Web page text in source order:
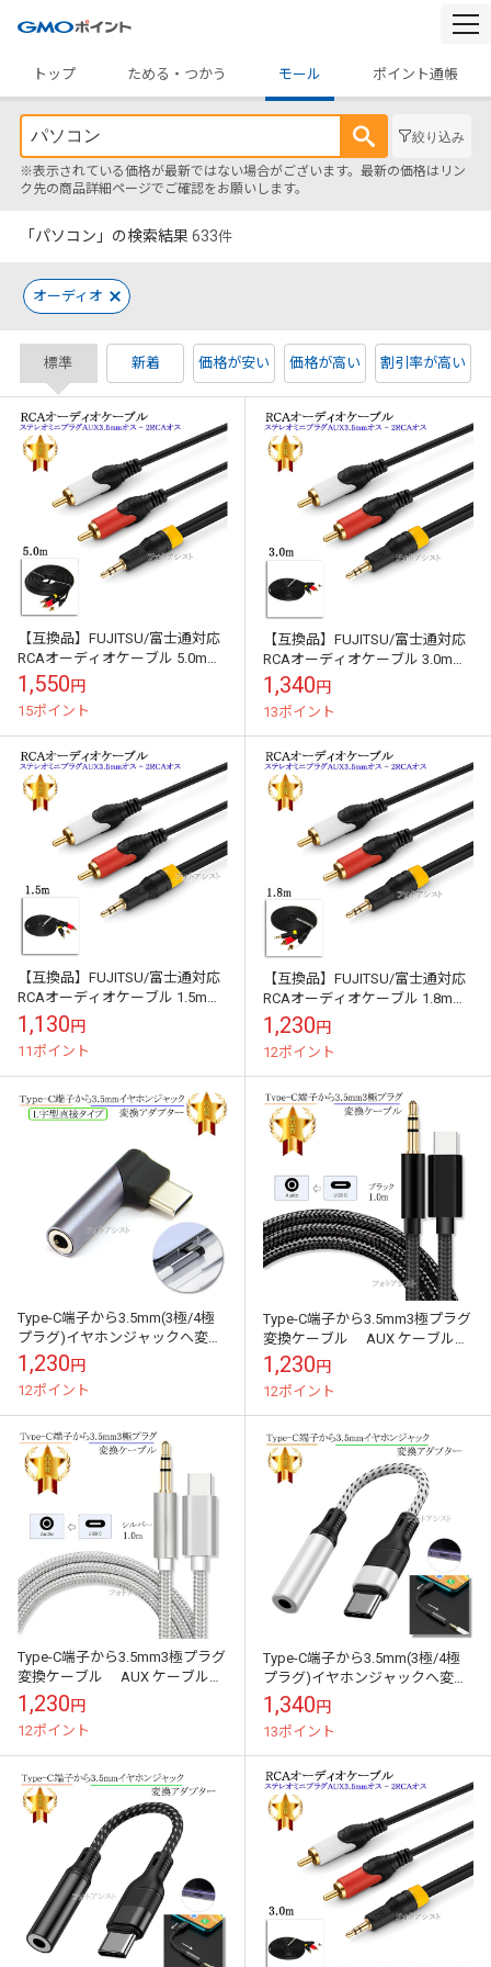
トップ
ためる・つかう モール ポイント通帳
絞り込み
※表示されている価格が最新ではない場合がございます。最新の価格はリン
ク先の商品詳細ページでご確認をお願いします。
「パソコン」の検索結果 633件
オーディオ
標準 新着 価格が安い 価格が高い 割引率が高い
【互換品】FUJITSU/富士通対応
RCAオーディオケーブル 5.0m
(ステレオミニプラグAUX3.5mm
オス - 2RCAオス...
1,550円
15ポイント
【互換品】FUJITSU/富士通対応
RCAオーディオケーブル 3.0m
(ステレオミニプラグAUX3.5mm
オス - 2RCAオス...
1,340円
13ポイント
【互換品】FUJITSU/富士通対応
RCAオーディオケーブル 1.5m
(ステレオミニプラグAUX3.5mm
オス - 2RCAオス...
1,130円
11ポイント
【互換品】FUJITSU/富士通対応
RCAオーディオケーブル 1.8m
(ステレオミニプラグAUX3.5mm
オス - 2RCAオス...
1,230円
12ポイント
Type-C端子から3.5mm(3極/4極
プラグ)イヤホンジャックへ変換
するアダプター L字型直結タ
イプ ブラック/シルバー ...
1,230円
12ポイント
Type-C端子から3.5mm3極プラグ
変換ケーブル AUX ケーブル
1.0m ブラック ストレートケーブ
ル 送料無料【メー...
1,230円
12ポイント
Type-C端子から3.5mm3極プラグ
変換ケーブル AUX ケーブル
1.0m シルバー ストレートケーブ
ル 送料無料【メー...
1,230円
12ポイント
Type-C端子から3.5mm(3極/4極
プラグ)イヤホンジャックへ変換
するアダプター ストレートケ
ーブル 11cm シルバー ...
1,340円
13ポイント